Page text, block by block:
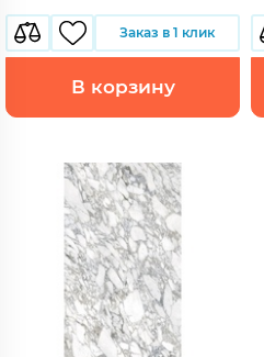
Заказ в 1 клик
В корзину